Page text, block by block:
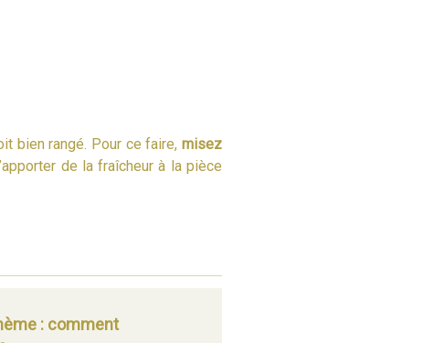
bien rangé. Pour ce faire, misez
de la fraîcheur à la pièce
: comment